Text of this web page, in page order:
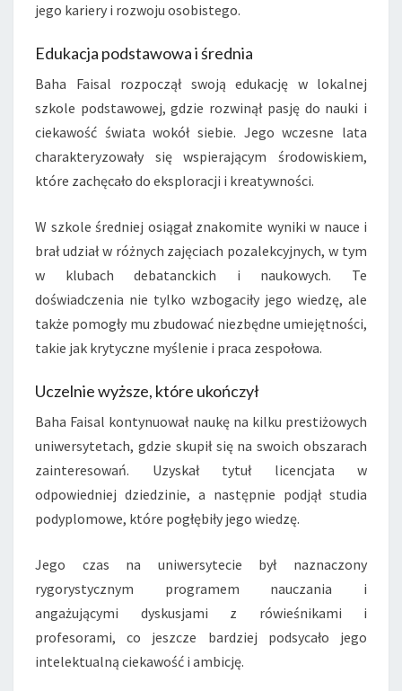
jego kariery i rozwoju osobistego.
Edukacja podstawowa i średnia
Baha Faisal rozpoczął swoją edukację w lokalnej
szkole podstawowej, gdzie rozwinął pasję do nauki i
ciekawość świata wokół siebie. Jego wczesne lata
charakteryzowały się wspierającym środowiskiem,
które zachęcało do eksploracji i kreatywności.
W szkole średniej osiągał znakomite wyniki w nauce i
brał udział w różnych zajęciach pozalekcyjnych, w tym
w klubach debatanckich i naukowych. Te
doświadczenia nie tylko wzbogaciły jego wiedzę, ale
także pomogły mu zbudować niezbędne umiejętności,
takie jak krytyczne myślenie i praca zespołowa.
Uczelnie wyższe, które ukończył
Baha Faisal kontynuował naukę na kilku prestiżowych
uniwersytetach, gdzie skupił się na swoich obszarach
zainteresowań. Uzyskał tytuł licencjata w
odpowiedniej dziedzinie, a następnie podjął studia
podyplomowe, które pogłębiły jego wiedzę.
Jego czas na uniwersytecie był naznaczony
rygorystycznym programem nauczania i
angażującymi dyskusjami z rówieśnikami i
profesorami, co jeszcze bardziej podsycało jego
intelektualną ciekawość i ambicję.